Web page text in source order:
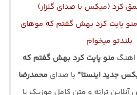
کرد (میکس با صدای گلزار)
منو پاپت کرد بهش گفتم که موهای
بلندتو میخوام
اهنگمنو پاپت کرد بهش گفتم که
جدید اینستا” با صدایمحمدرضا
ترانه و متن کامل موزیک با